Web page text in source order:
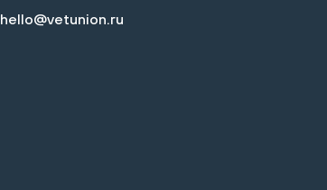
hello@vetunion.ru